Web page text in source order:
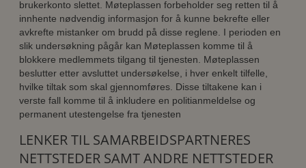
brukerkonto slettet. Møteplassen forbeholder seg retten til å
innhente nødvendig informasjon for å kunne bekrefte eller
avkrefte mistanker om brudd på disse reglene. I perioden en
slik undersøkning pågår kan Møteplassen komme til å
blokkere medlemmets tilgang til tjenesten. Møteplassen
beslutter etter avsluttet undersøkelse, i hver enkelt tilfelle,
hvilke tiltak som skal gjennomføres. Disse tiltakene kan i
verste fall komme til å inkludere en politianmeldelse og
permanent utestengelse fra tjenesten
LENKER TIL SAMARBEIDSPARTNERES
NETTSTEDER SAMT ANDRE NETTSTEDER